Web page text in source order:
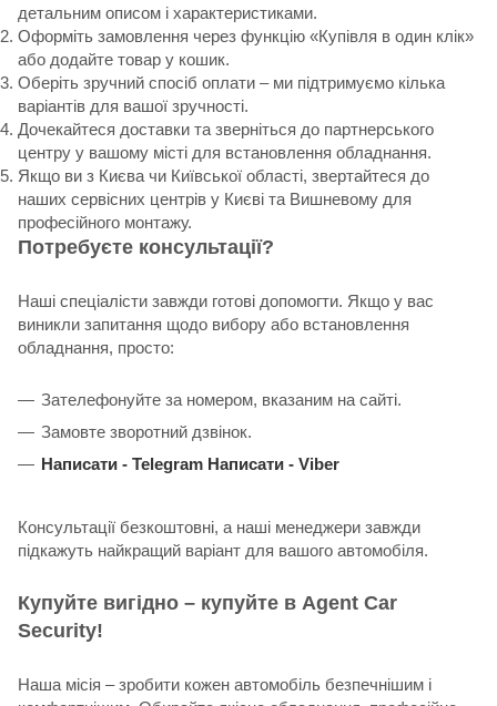
детальним описом і характеристиками.
Оформіть замовлення через функцію «Купівля в один клік»
або додайте товар у кошик.
Оберіть зручний спосіб оплати – ми підтримуємо кілька
варіантів для вашої зручності.
Дочекайтеся доставки та зверніться до партнерського
центру у вашому місті для встановлення обладнання.
Якщо ви з Києва чи Київської області, звертайтеся до
наших сервісних центрів у Києві та Вишневому для
професійного монтажу.
Потребуєте консультації?
Наші спеціалісти завжди готові допомогти. Якщо у вас
виникли запитання щодо вибору або встановлення
обладнання, просто:
Зателефонуйте за номером, вказаним на сайті.
Замовте зворотний дзвінок.
Написати - Telegram Написати - Viber
Консультації безкоштовні, а наші менеджери завжди
підкажуть найкращий варіант для вашого автомобіля.
Купуйте вигідно – купуйте в Agent Car
Security!
Наша місія – зробити кожен автомобіль безпечнішим і